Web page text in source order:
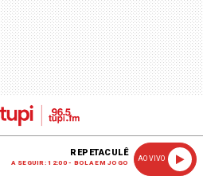
REPETACULÊ
A SEGUIR: 12:00 - BOLA EM JOGO
AO VIVO